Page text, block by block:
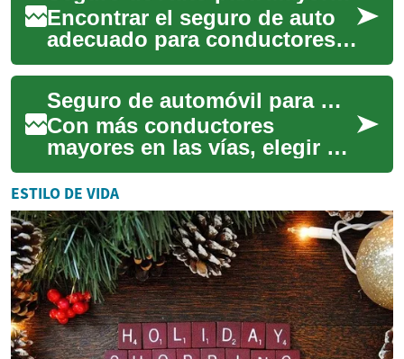
Encontrar el seguro de auto
adecuado para conductores
de la tercera edad exige
equilibrar la experiencia
acumulada co...
Seguro de automóvil para mayores: guía práctica y consejos
Con más conductores
mayores en las vías, elegir el
seguro de auto adecuado
requiere análisis específico.
Esta guía ex...
ESTILO DE VIDA